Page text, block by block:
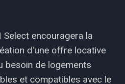
Select encouragera la
d'une offre locative
besoin de logements
et compatibles avec le